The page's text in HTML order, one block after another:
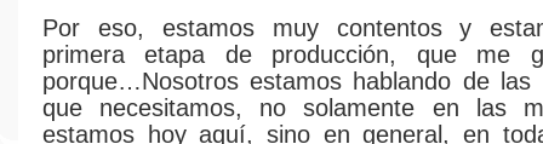
Por eso, estamos muy contentos y
primera etapa de producción, que me
porque…Nosotros estamos hablando de las
que necesitamos, no solamente en las
estamos hoy aquí, sino en general, en